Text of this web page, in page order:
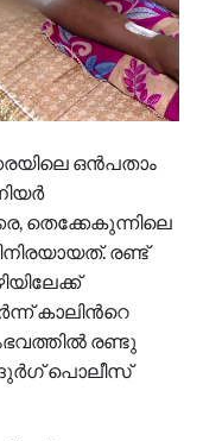
ഒൻപതാം
തെക്കേകുന്നിലെ
രണ്ട്
കാലിന്‍റെ
രണ്ടു
പൊലീസ്